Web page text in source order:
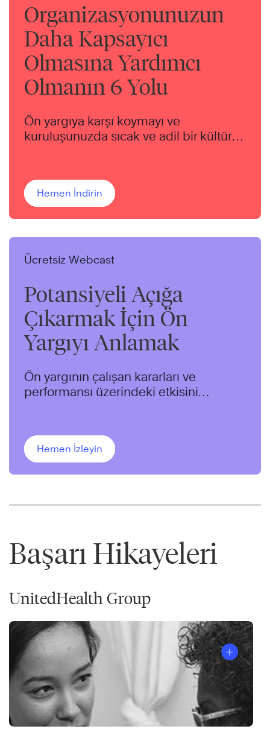
Organizasyonunuzun
Daha Kapsayıcı
Olmasına Yardımcı
Olmanın 6 Yolu
Ön yargıya karşı koymayı ve
kuruluşunuzda sıcak ve adil bir kültür
Hemen İndirin
Ücretsiz Webcast
Potansiyeli Açığa
Çıkarmak İçin Ön
Yargıyı Anlamak
Ön yargının çalışan kararları ve
performansı üzerindeki etkisini
öğrenin.
Hemen İzleyin
Başarı Hikayeleri
UnitedHealth Group